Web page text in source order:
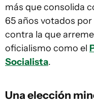
más que consolida
65 años votados
contra la que
oficialismo como el
Socialista.
Una elección